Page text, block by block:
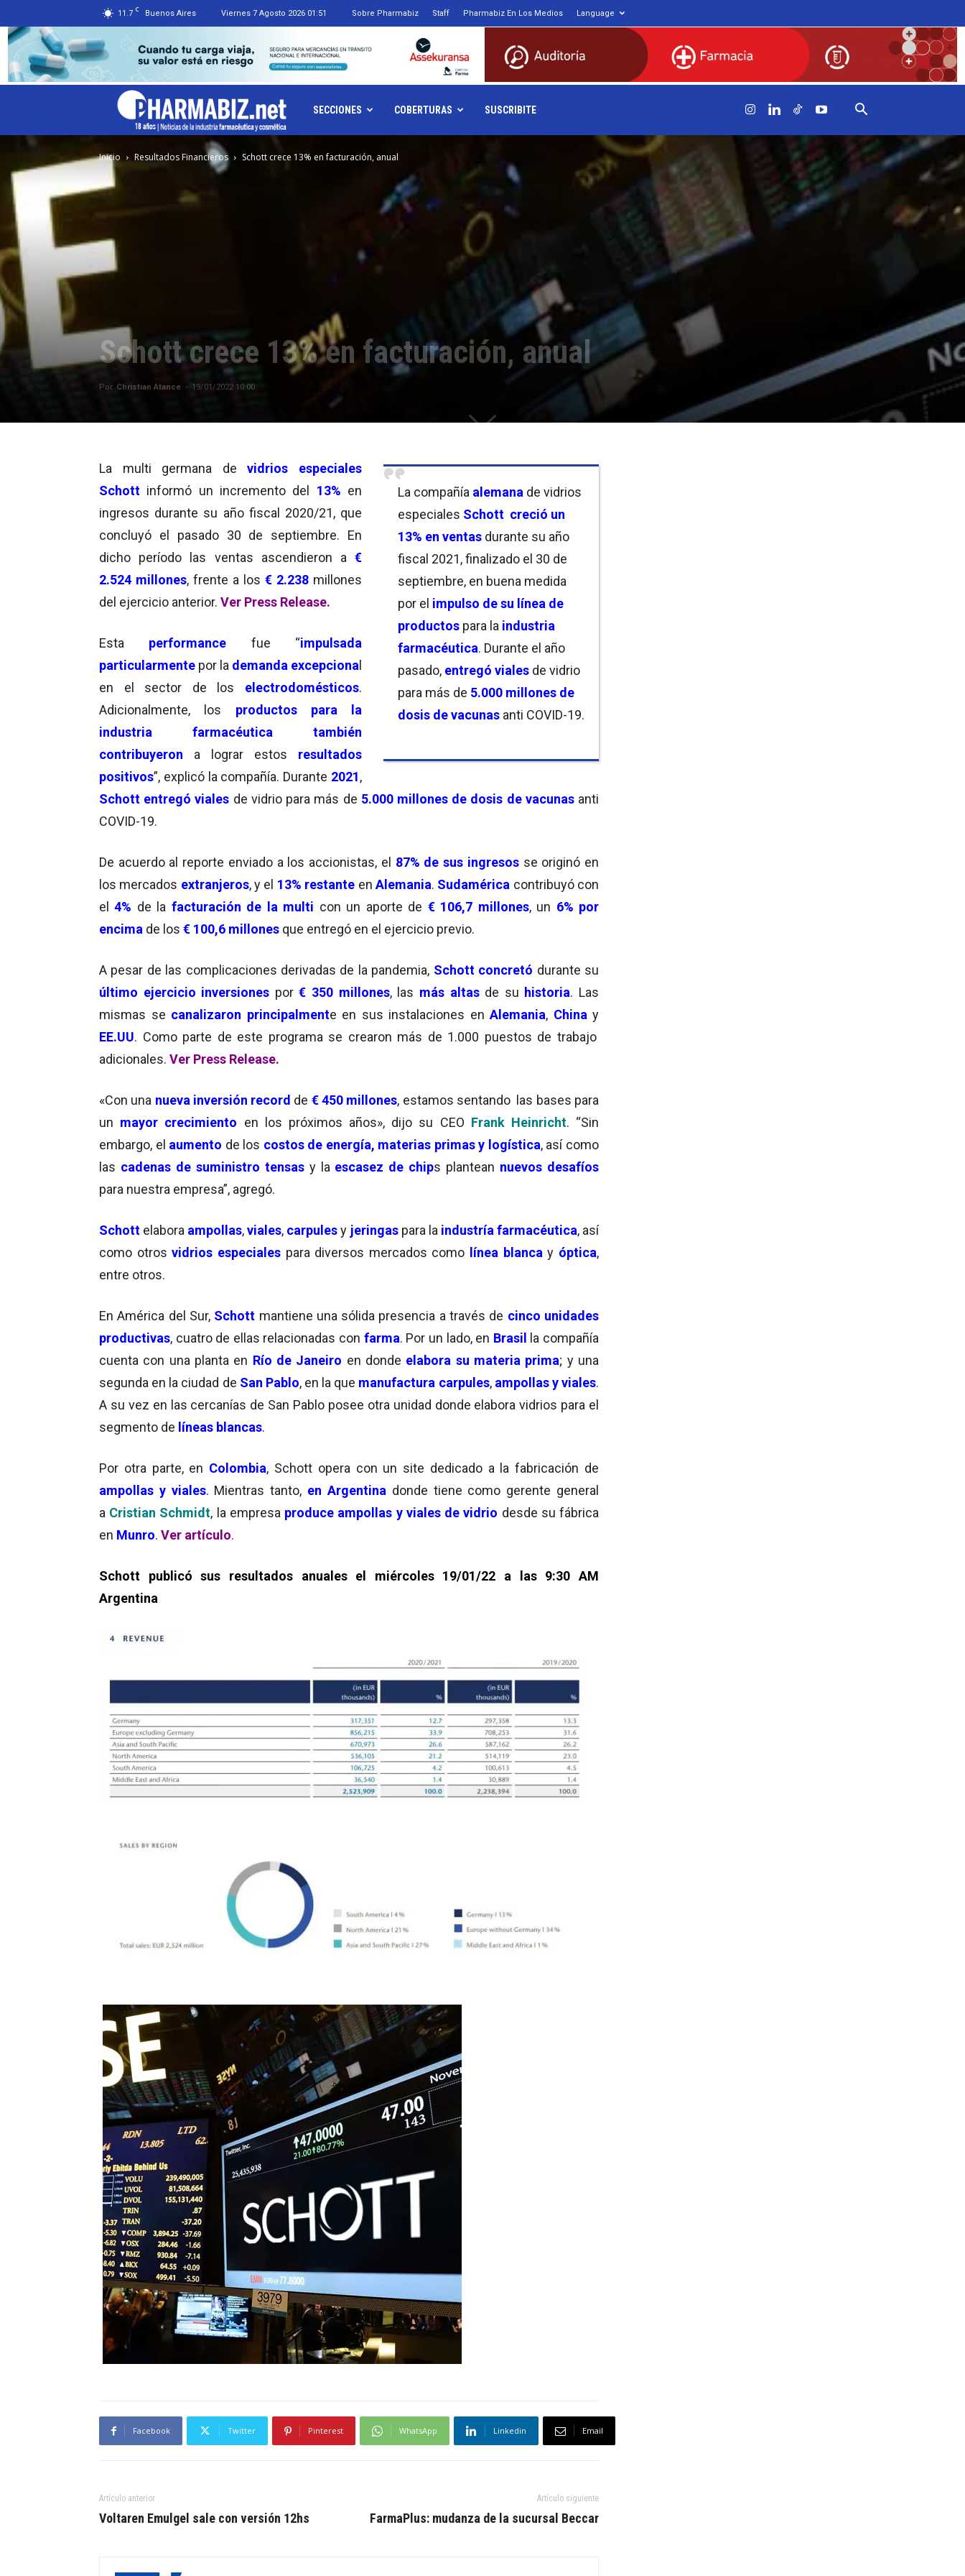
11.7 C Buenos Aires Viernes 7 Agosto 2026 01:51 Sobre Pharmabiz Staff Pharmabiz En Los Medios Language
Pharmabiz.NET
SECCIONES COBERTURAS SUSCRIBITE
Inicio Resultados Financieros Schott crece 13% en facturación, anual
Schott crece 13% en facturación, anual
Por Christian Atance - 19/01/2022 10:00
La compañía alemana de vidrios
especiales Schott creció un
13% en ventas durante su año
fiscal 2021, finalizado el 30 de
septiembre, en buena medida
por el impulso de su línea de
productos para la industria
farmacéutica. Durante el año
pasado, entregó viales de vidrio
para más de 5.000 millones de
dosis de vacunas anti COVID-19.
La multi germana devidrios especiales
Schott informó un incremento del 13% en
ingresos durante su año fiscal 2020/21, que
concluyó el pasado 30 de septiembre. En
dicho período las ventas ascendieron a €
2.524 millones, frente a los € 2.238 millones
del ejercicio anterior. Ver Press Release.
Esta performance fue “impulsada
particularmente por la demanda excepcional
en el sector de los electrodomésticos.
Adicionalmente, los productos para la
industria farmacéutica también
contribuyeron a lograr estos resultados
positivos”, explicó la compañía. Durante 2021,
Schott entregó viales de vidrio para más de 5.000 millones de dosis de vacunas anti
COVID-19.
De acuerdo al reporte enviado a los accionistas, el 87% de sus ingresos se originó en
los mercados extranjeros, y el 13% restante en Alemania. Sudamérica contribuyó con
el4% de la facturación de la multi con un aporte de € 106,7 millones, un 6% por
encima de los € 100,6 millones que entregó en el ejercicio previo.
A pesar de las complicaciones derivadas de la pandemia, Schott concretó durante su
último ejercicio inversiones por€ 350 millones, las más altasde su historia. Las
mismas se canalizaron principalmente en sus instalaciones en Alemania, China y
EE.UU. Como parte de este programa se crearon más de 1.000 puestos de trabajo
adicionales. Ver Press Release.
«Con una nueva inversión record de € 450 millones, estamos sentando las bases para
un mayor crecimiento en los próximos años», dijo su CEO Frank Heinricht. “Sin
embargo, el aumento de los costos de energía, materias primas y logística, así como
las cadenas de suministro tensasy la escasez de chips plantean nuevos desafíos
para nuestra empresa”, agregó.
Schott elabora ampollas,viales, carpulesy jeringas para la industría farmacéutica, así
como otrosvidrios especialespara diversos mercados como línea blancay óptica,
entre otros.
En América del Sur, Schott mantiene una sólida presencia a través de cinco unidades
productivas, cuatro de ellas relacionadas con farma. Por un lado, en Brasil la compañía
cuenta con una planta en Río de Janeiro en donde elabora su materia prima; y una
segunda en la ciudad de San Pablo, en la que manufactura carpules,ampollas y viales.
A su vez en las cercanías de San Pablo posee otra unidad donde elabora vidrios para el
segmento de líneas blancas.
Por otra parte, en Colombia, Schott opera con un site dedicado a la fabricación de
ampollas y viales. Mientras tanto, en Argentina donde tiene como gerente general
a Cristian Schmidt, la empresa produce ampollas y viales de vidrio desde su fábrica
en Munro. Ver artículo.
Schott publicó sus resultados anuales el miércoles 19/01/22 a las 9:30 AM
Argentina
Facebook Twitter Pinterest WhatsApp Linkedin Email
Artículo anterior
Voltaren Emulgel sale con versión 12hs
Artículo siguiente
FarmaPlus: mudanza de la sucursal Beccar